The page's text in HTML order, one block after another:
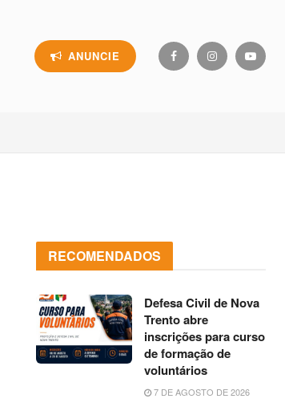
ANUNCIE
RECOMENDADOS
Defesa Civil de Nova
Trento abre
inscrições para curso
de formação de
voluntários
7 DE AGOSTO DE 2026